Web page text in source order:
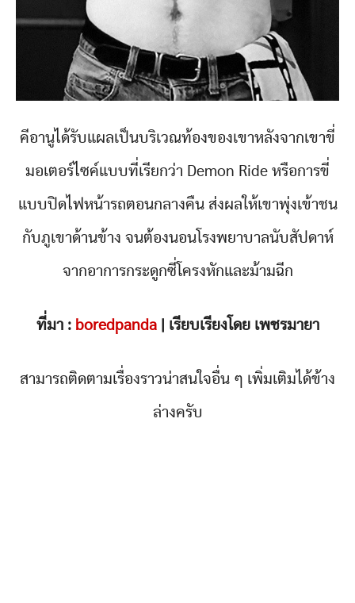
คีอานูได้รับแผลเป็นบริเวณท้องของเขาหลังจากเขาขี่
มอเตอร์ไซค์แบบที่เรียกว่า Demon Ride หรือการขี่
แบบปิดไฟหน้ารถตอนกลางคืน ส่งผลให้เขาพุ่งเข้าชน
กับภูเขาด้านข้าง จนต้องนอนโรงพยาบาลนับสัปดาห์
จากอาการกระดูกซี่โครงหักและม้ามฉีก
ที่มา : boredpanda| เรียบเรียงโดย เพชรมายา
สามารถติดตามเรื่องราวน่าสนใจอื่น ๆ เพิ่มเติมได้ข้าง
ล่างครับ